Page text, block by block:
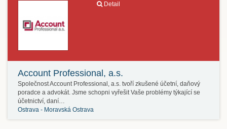
Detail
Account Professional, a.s.
Společnost Account Professional, a.s. tvoří zkušené účetní, daňový
poradce a advokát. Jsme schopni vyřešit Vaše problémy týkající se
účetnictví, daní…
Ostrava - Moravská Ostrava